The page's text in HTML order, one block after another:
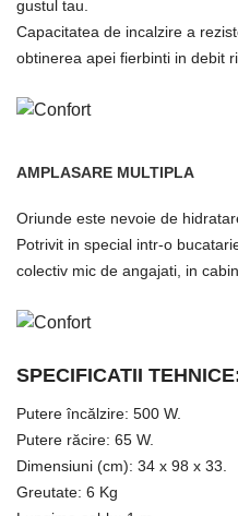
gustul tau.
Capacitatea de incalzire a
obtinerea apei fierbinti in debit
AMPLASARE MULTIPLA
Oriunde este nevoie de
Potrivit in special intr-o
colectiv mic de angajati, in
SPECIFICATII
Putere încălzire: 500 W.
Putere răcire: 65 W.
Dimensiuni (cm): 34 x 98 x 33.
Greutate: 6 Kg